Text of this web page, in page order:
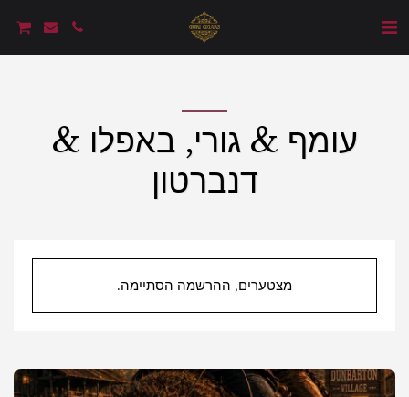
עומף & גורי, באפלו &
דנברטון
מצטערים, ההרשמה הסתיימה.